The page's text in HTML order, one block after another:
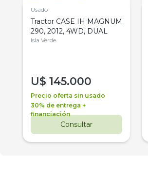
Usado
Tractor CASE IH MAGNUM
290, 2012, 4WD, DUAL
Isla Verde
U$ 145.000
Precio oferta sin usado
30% de entrega +
financiación
Consultar